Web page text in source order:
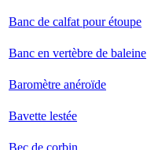
Banc de calfat pour étoupe
Banc en vertèbre de baleine
Baromètre anéroïde
Bavette lestée
Bec de corbin